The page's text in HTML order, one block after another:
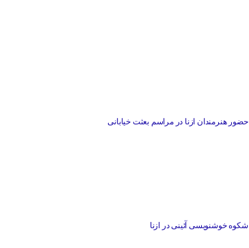
حضور هنرمندان ازنا در مراسم بعثت خیابانی
شکوه خوشنویسی آئینی در ازنا